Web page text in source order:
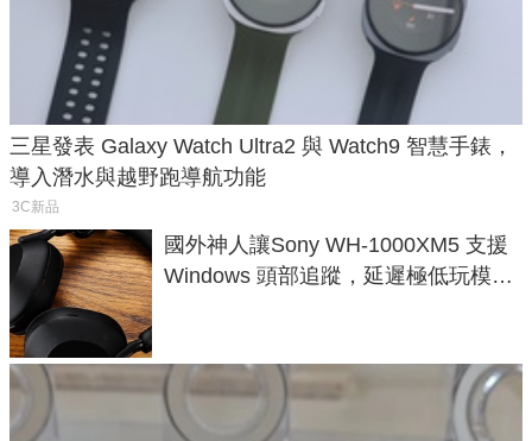
三星發表 Galaxy Watch Ultra2 與 Watch9 智慧手錶，
導入潛水與越野跑導航功能
3C新品
國外神人讓Sony WH-1000XM5 支援
Windows 頭部追蹤，延遲極低玩模擬